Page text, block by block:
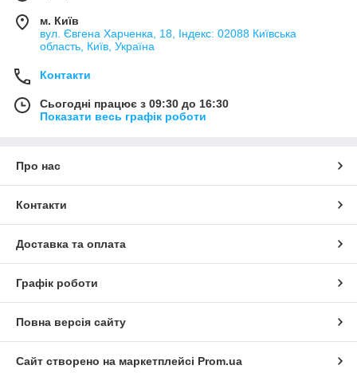
м. Київ
вул. Євгена Харченка, 18, Індекс: 02088 Київська
область, Київ, Україна
Контакти
Сьогодні працює з 09:30 до 16:30
Показати весь графік роботи
Про нас
Контакти
Доставка та оплата
Графік роботи
Повна версія сайту
Сайт створено на маркетплейсі Prom.ua